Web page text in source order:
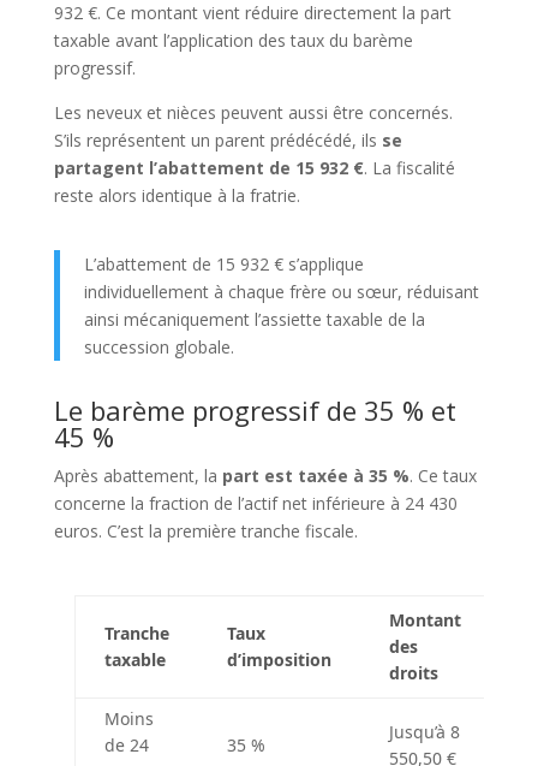
932 €. Ce montant vient réduire directement la part
taxable avant l’application des taux du barème
progressif.
Les neveux et nièces peuvent aussi être concernés.
S’ils représentent un parent prédécédé, ils se
partagent l’abattement de 15 932 €. La fiscalité
reste alors identique à la fratrie.
L’abattement de 15 932 € s’applique
individuellement à chaque frère ou sœur, réduisant
ainsi mécaniquement l’assiette taxable de la
succession globale.
Le barème progressif de 35 % et
45 %
Après abattement, la part est taxée à 35 %. Ce taux
concerne la fraction de l’actif net inférieure à 24 430
euros. C’est la première tranche fiscale.
Tranche
taxable
Taux
d’imposition
Montant
des
droits
Moins
de 24
35 %
Jusqu’à 8
550,50 €